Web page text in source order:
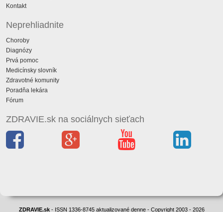
Kontakt
Neprehliadnite
Choroby
Diagnózy
Prvá pomoc
Medicínsky slovník
Zdravotné komunity
Poradňa lekára
Fórum
ZDRAVIE.sk na sociálnych sieťach
ZDRAVIE.sk- ISSN 1336-8745 aktualizované denne - Copyright 2003 - 2026